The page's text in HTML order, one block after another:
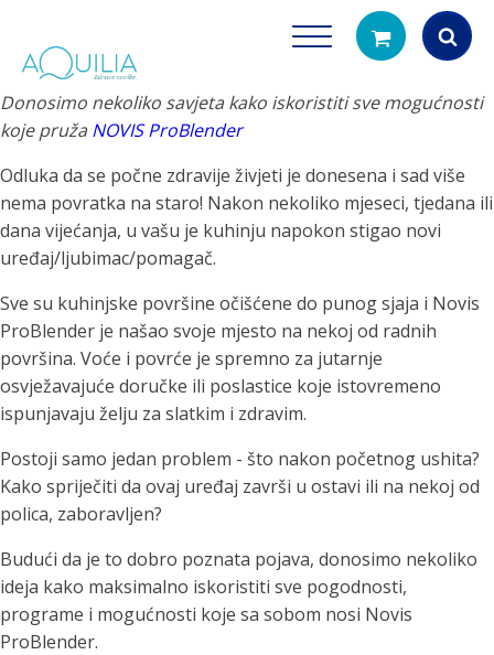
Products
search
Donosimo nekoliko savjeta kako iskoristiti sve mogućnosti
koje pruža NOVIS ProBlender
Odluka da se počne zdravije živjeti je donesena i sad više
nema povratka na staro! Nakon nekoliko mjeseci, tjedana ili
dana vijećanja, u vašu je kuhinju napokon stigao novi
uređaj/ljubimac/pomagač.
Sve su kuhinjske površine očišćene do punog sjaja i Novis
ProBlender je našao svoje mjesto na nekoj od radnih
površina. Voće i povrće je spremno za jutarnje
osvježavajuće doručke ili poslastice koje istovremeno
ispunjavaju želju za slatkim i zdravim.
Postoji samo jedan problem - što nakon početnog ushita?
Kako spriječiti da ovaj uređaj završi u ostavi ili na nekoj od
polica, zaboravljen?
Budući da je to dobro poznata pojava, donosimo nekoliko
ideja kako maksimalno iskoristiti sve pogodnosti,
programe i mogućnosti koje sa sobom nosi Novis
ProBlender.
Tuš glave
filtriranje vode za tuširanje
Vrčevi za
Potpuno prijenosno